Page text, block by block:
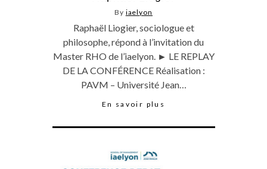
By iaelyon
Raphaël Liogier, sociologue et
philosophe, répond à l’invitation du
Master RHO de l’iaelyon. ► LE REPLAY
DE LA CONFÉRENCE Réalisation :
PAVM – Université Jean…
En savoir plus